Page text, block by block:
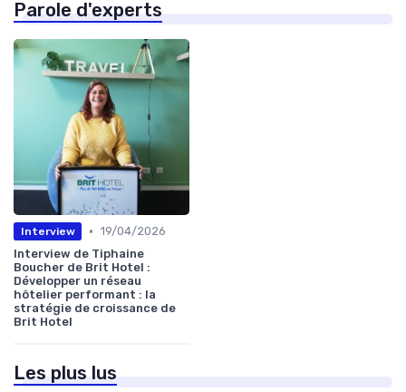
Parole d'experts
Interview • 19/04/2026
Interview de Tiphaine
Boucher de Brit Hotel :
Développer un réseau
hôtelier performant : la
stratégie de croissance de
Brit Hotel
Les plus lus